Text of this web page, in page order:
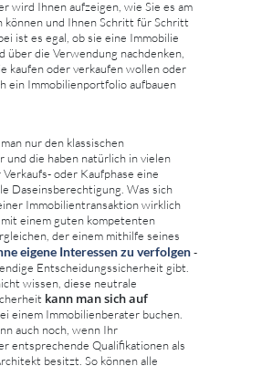
wird Ihnen aufzeigen, wie Sie es am
können und Ihnen Schritt für Schritt
ist es egal, ob sie eine Immobilie
über die Verwendung nachdenken,
kaufen oder verkaufen wollen oder
ein Immobilienportfolio aufbauen
nur den klassischen
und die haben natürlich in vielen
oder Kaufphase eine
Daseinsberechtigung. Was sich
Immobilientransaktion wirklich
einem guten kompetenten
der einem mithilfe seines
eigene Interessen zu verfolgen-
Entscheidungssicherheit gibt.
wissen, diese neutrale
kann man sich auf
einem Immobilienberater buchen.
auch noch, wenn Ihr
entsprechende Qualifikationen als
besitzt. So können alle